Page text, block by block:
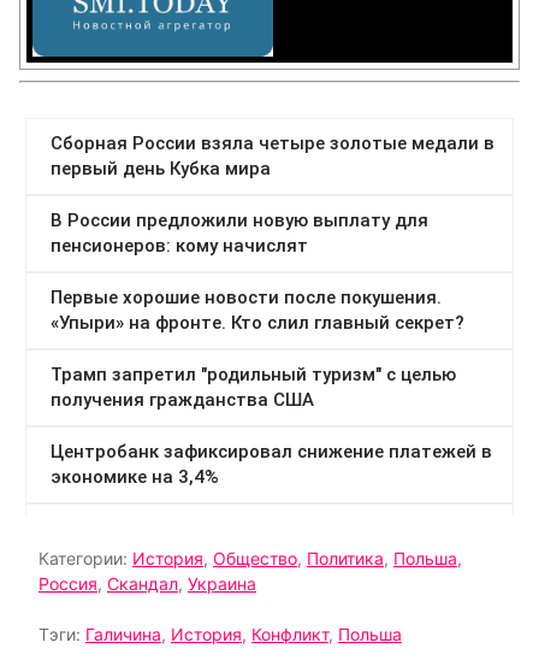
Категории: История, Общество, Политика, Польша,
Россия, Скандал, Украина
Тэги: Галичина, История, Конфликт, Польша